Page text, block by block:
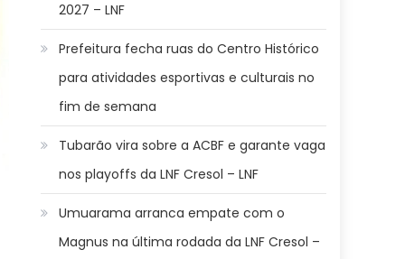
2027 – LNF
Prefeitura fecha ruas do Centro Histórico
para atividades esportivas e culturais no
fim de semana
Tubarão vira sobre a ACBF e garante vaga
nos playoffs da LNF Cresol – LNF
Umuarama arranca empate com o
Magnus na última rodada da LNF Cresol –